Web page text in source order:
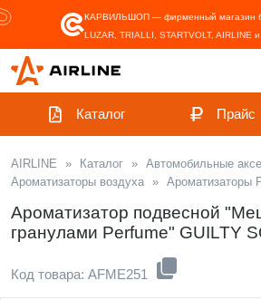
КАРВИЛЬШОП — фирменный магазин
LUZAR, TRIALLI, STARTVOLT, AIRLINE
Каталог Прайс
AIRLINE » Каталог » Автомобильные
Ароматизаторы воздуха » Ароматизаторы
Ароматизатор подвесной
гранулами Perfume" GUILTY
Код товара: AFME251